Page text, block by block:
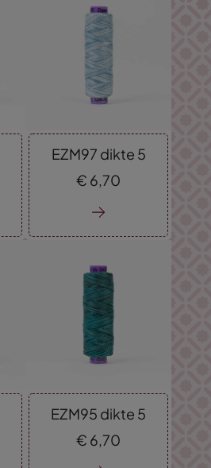
EZM97 dikte 5
€ 6,70
EZM95 dikte 5
€ 6, 70